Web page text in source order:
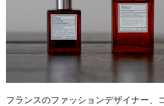
フランスのファッションデザイナー、